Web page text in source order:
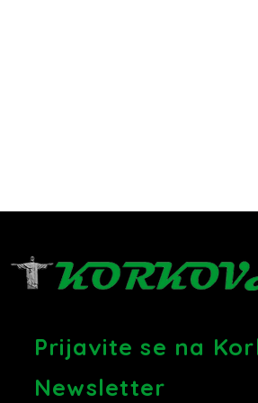
Prijavite se na
Newsletter